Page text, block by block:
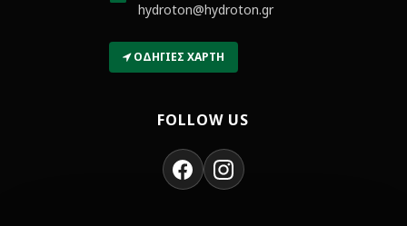
hydroton@hydroton.gr
ΟΔΗΓΊΕΣ ΧΆΡΤΗ
FOLLOW US